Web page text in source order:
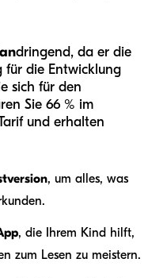
dringend, da er die
für die Entwicklung
sich für den
Sie 66 % im
und erhalten
, um alles, was
, die Ihrem Kind hilft,
zum Lesen zu meistern.